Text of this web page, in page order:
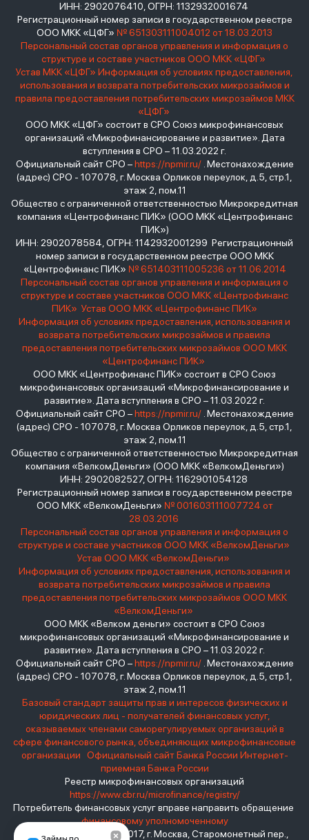
ИНН: 2902076410, ОГРН: 1132932001674
Регистрационный номер записи в государственном реестре
ООО МКК «ЦФГ» № 651303111004012 от 18.03.2013
Персональный состав органов управления и информация о
структуре и составе участников ООО МКК «ЦФГ»
Устав МКК «ЦФГ» Информация об условиях предоставления,
использования и возврата потребительских микрозаймов и
правила предоставления потребительских микрозаймов МКК
«ЦФГ»
ООО МКК «ЦФГ» состоит в СРО Союз микрофинансовых
организаций «Микрофинансирование и развитие». Дата
вступления в СРО – 11.03.2022 г.
Официальный сайт СРО –https://npmir.ru/. Местонахождение
(адрес) СРО - 107078, г. Москва Орликов переулок, д.5, стр.1,
этаж 2, пом.11
Общество с ограниченной ответственностью Микрокредитная
компания «Центрофинанс ПИК» (ООО МКК «Центрофинанс
ПИК»)
ИНН: 2902078584, ОГРН: 1142932001299 Регистрационный
номер записи в государственном реестре ООО МКК
«Центрофинанс ПИК» № 651403111005236 от 11.06.2014
Персональный состав органов управления и информация о
структуре и составе участников ООО МКК «Центрофинанс
ПИК» Устав ООО МКК «Центрофинанс ПИК»
Информация об условиях предоставления, использования и
возврата потребительских микрозаймов и правила
предоставления потребительских микрозаймов ООО МКК
«Центрофинанс ПИК»
ООО МКК «Центрофинанс ПИК» состоит в СРО Союз
микрофинансовых организаций «Микрофинансирование и
развитие». Дата вступления в СРО – 11.03.2022 г.
Официальный сайт СРО –https://npmir.ru/. Местонахождение
(адрес) СРО - 107078, г. Москва Орликов переулок, д.5, стр.1,
этаж 2, пом.11
Общество с ограниченной ответственностью Микрокредитная
компания «ВелкомДеньги» (ООО МКК «ВелкомДеньги»)
ИНН: 2902082527, ОГРН: 1162901054128
Регистрационный номер записи в государственном реестре
ООО МКК «ВелкомДеньги» № 001603111007724 от
28.03.2016
Персональный состав органов управления и информация о
структуре и составе участников ООО МКК «ВелкомДеньги»
Устав ООО МКК «ВелкомДеньги»
Информация об условиях предоставления, использования и
возврата потребительских микрозаймов и правила
предоставления потребительских микрозаймов ООО МКК
«ВелкомДеньги»
ООО МКК «Велком деньги» состоит в СРО Союз
микрофинансовых организаций «Микрофинансирование и
развитие». Дата вступления в СРО – 11.03.2022 г.
Официальный сайт СРО –https://npmir.ru/. Местонахождение
(адрес) СРО - 107078, г. Москва Орликов переулок, д.5, стр.1,
этаж 2, пом.11
Базовый стандарт защиты прав и интересов физических и
юридических лиц - получателей финансовых услуг,
оказываемых членами саморегулируемых организаций в
сфере финансового рынка, объединяющих микрофинансовые
организации
Официальный сайт Банка России Интернет-
приемная Банка России
Реестр микрофинансовых организаций
https://www.cbr.ru/microfinance/registry/
Потребитель финансовых услуг вправе направить обращение
финансовому уполномоченному
Место нахождения: 119017, г. Москва, Старомонетный пер.,